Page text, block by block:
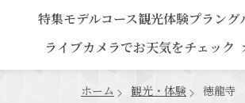
特集モデルコース観光体験プラング
ライブカメラでお天気をチェック
ホーム 観光・体験 徳龍寺